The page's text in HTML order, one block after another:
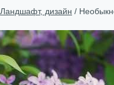
Ландшафт, дизайн /